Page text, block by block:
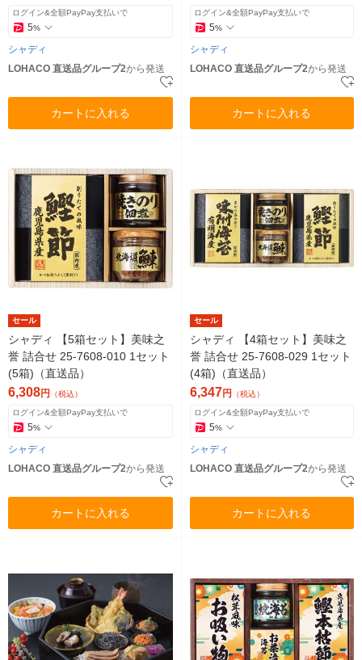
ログイン&全額PayPay支払いで
5%
シャディ
LOHACO 直送品グループ2から発送
カートに入れる
ログイン&全額PayPay支払いで
5%
シャディ
LOHACO 直送品グループ2から発送
カートに入れる
セール
シャディ 【5箱セット】美味之
誉 詰合せ 25-7608-010 1セット
(5箱)（直送品）
6,308円 （税込）
ログイン&全額PayPay支払いで
5%
シャディ
LOHACO 直送品グループ2から発送
カートに入れる
セール
シャディ 【4箱セット】美味之
誉 詰合せ 25-7608-029 1セット
(4箱)（直送品）
6,347円 （税込）
ログイン&全額PayPay支払いで
5%
シャディ
LOHACO 直送品グループ2から発送
カートに入れる